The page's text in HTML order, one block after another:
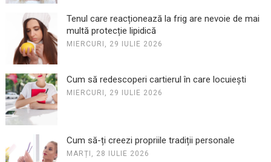
Tenul care reacționează la frig are nevoie de mai
multă protecție lipidică
MIERCURI, 29 IULIE 2026
Cum să redescoperi cartierul în care locuiești
MIERCURI, 29 IULIE 2026
Cum să-ți creezi propriile tradiții personale
MARȚI, 28 IULIE 2026